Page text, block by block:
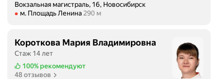
Вокзальная магистраль, 16, Новосибирск
Метро м. Площадь Ленина Расстояние 290 м
м. Площадь Ленина 290 м
Короткова Мария Владимировна
Стаж 14 лет
100% рекомендуют
48 отзывов